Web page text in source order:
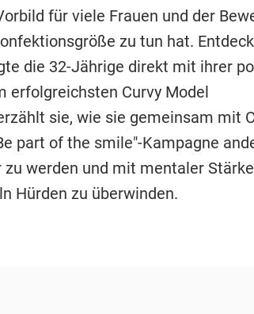
für viele Frauen und der
zu tun hat.
die 32-Jährige direkt mit ihrer
erfolgreichsten Curvy Model
sie, wie sie gemeinsam mit
part of the smile"-Kampagne
werden und mit mentaler
Hürden zu überwinden.